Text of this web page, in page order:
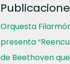
Orquesta
presenta
de Beethoven